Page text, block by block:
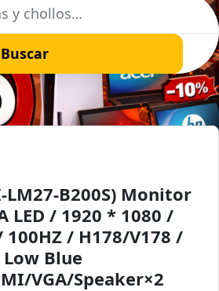
Buscar
LM27-B200S) Monitor
LED / 1920 * 1080 /
100HZ / H178/V178 /
Low Blue
VGA/Speaker×2